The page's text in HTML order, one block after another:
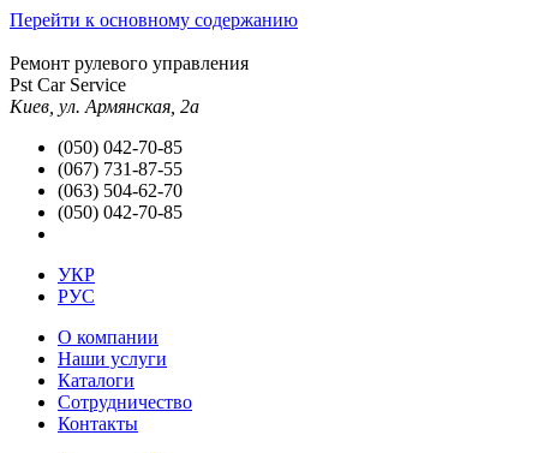
Перейти к основному содержанию
Ремонт рулевого управления
Pst Car Service
Киев, ул. Армянская, 2а
(050) 042-70-85
(067) 731-87-55
(063) 504-62-70
(050) 042-70-85
УКР
РУС
О компании
Наши услуги
Каталоги
Сотрудничество
Контакты